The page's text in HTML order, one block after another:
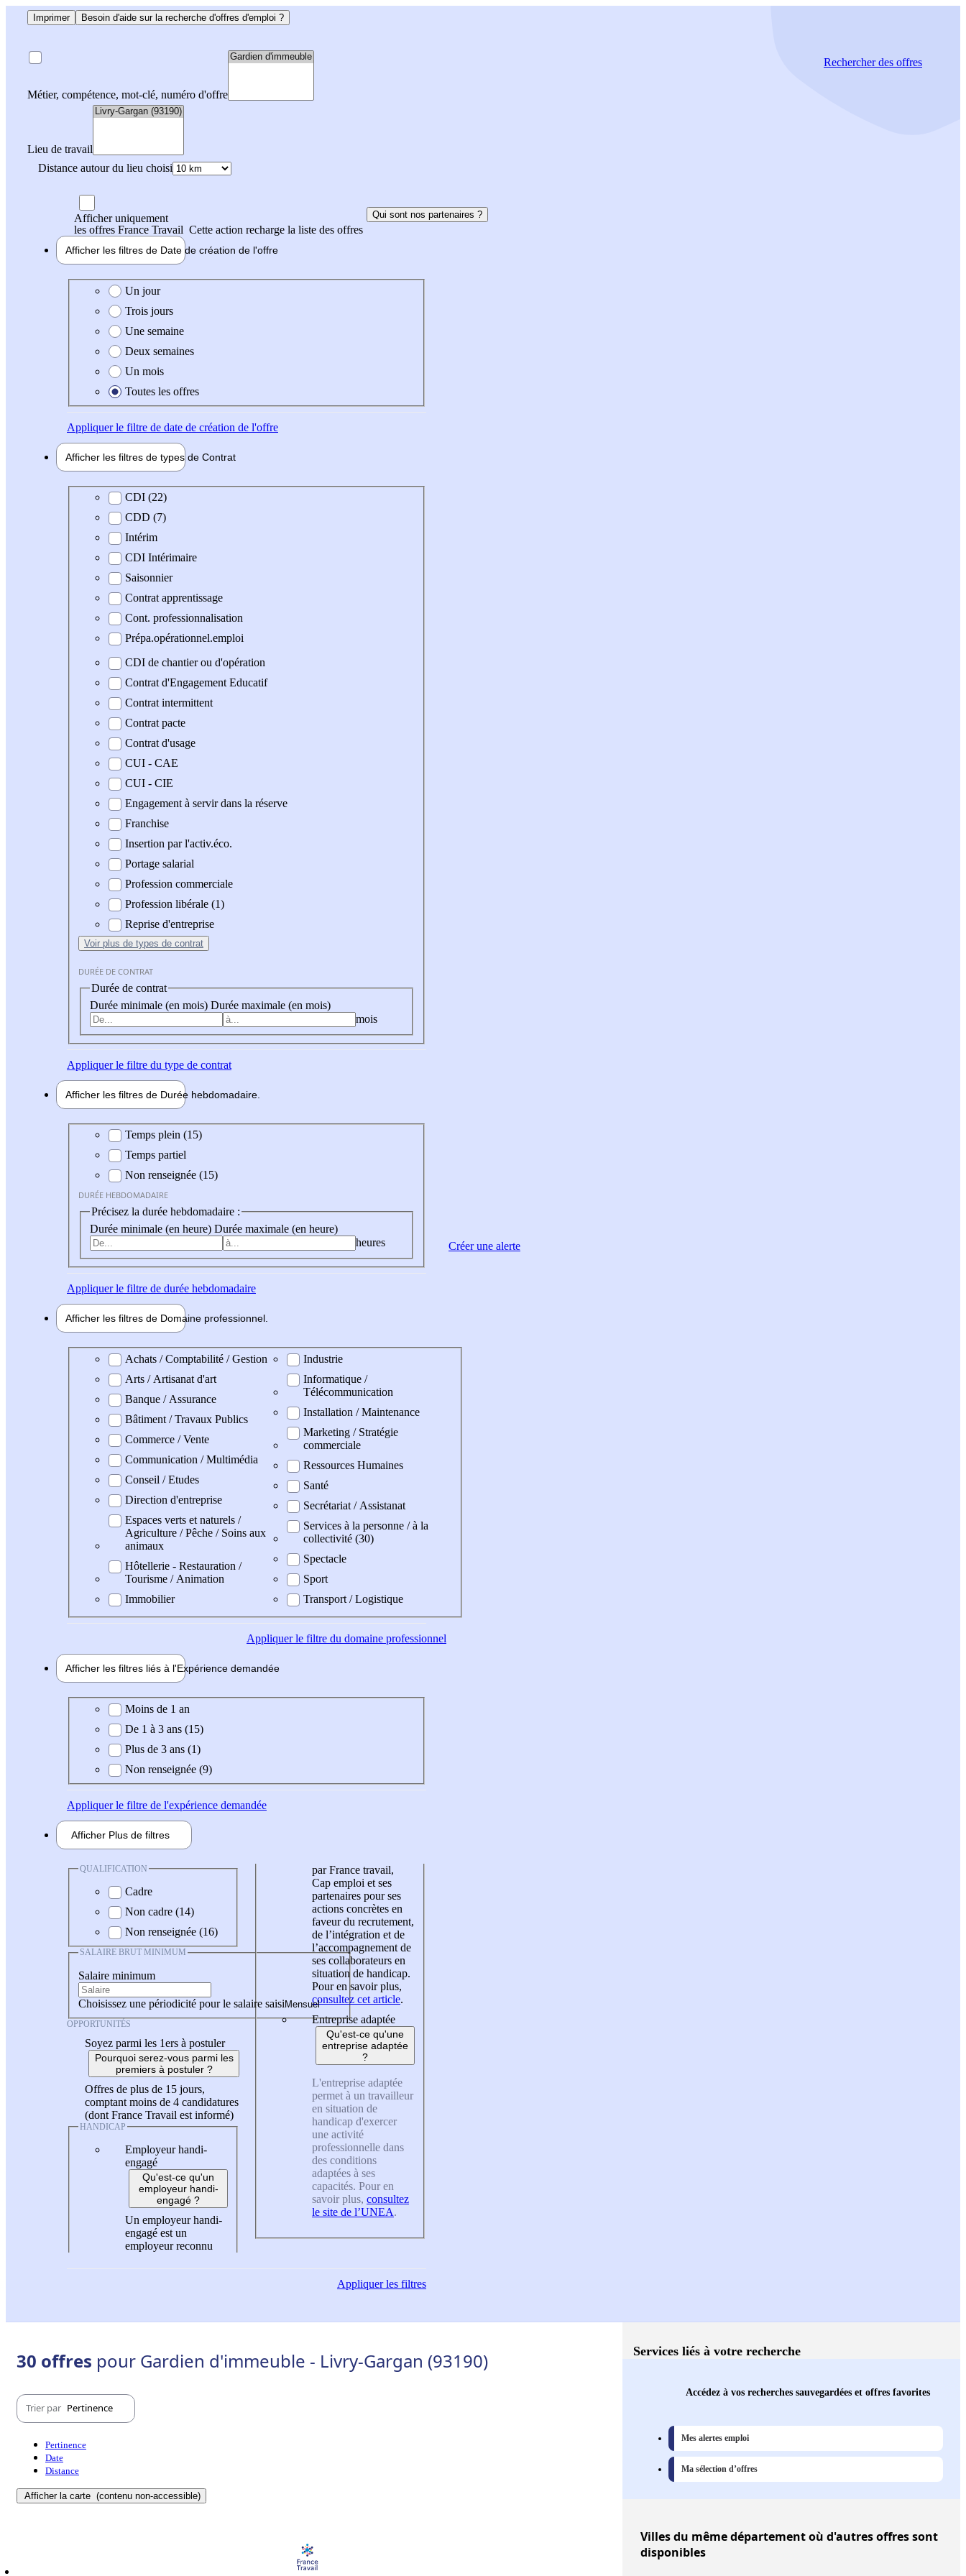
Imprimer Besoin d'aide sur la recherche d'offres d'emploi ?
Métier, compétence, mot-clé, numéro d'offre
Lieu de travail
Distance autour du lieu choisi
Rechercherdes offres
Afficher uniquement
les offres France Travail Cette action recharge la liste des offres
Qui sont nos partenaires ?
Afficher les filtres de Date de création de l'offre
Date de création de l'offre
Un jour
Trois jours
Une semaine
Deux semaines
Un mois
Toutes les offres
Appliquerle filtre de date de création de l'offre
Afficher les filtres de types de Contrat
Type de contratCDI (22)
CDD (7)
Intérim
CDI Intérimaire
Saisonnier
Contrat apprentissage
Cont. professionnalisation
Prépa.opérationnel.emploi
CDI de chantier ou d'opération
Contrat d'Engagement Educatif
Contrat intermittent
Contrat pacte
Contrat d'usage
CUI - CAE
CUI - CIE
Engagement à servir dans la réserve
Franchise
Insertion par l'activ.éco.
Portage salarial
Profession commerciale
Profession libérale (1)
Reprise d'entreprise
Voir plus de types de contrat
DURÉE DE CONTRAT
Durée de contrat
Durée minimale (en mois) Durée maximale (en mois)
mois
Appliquerle filtre du type de contrat
Afficher les filtres de Durée hebdomadaire
Durée hebdomadaire
Temps plein (15)
Temps partiel
Non renseignée (15)
DURÉE HEBDOMADAIRE
Précisez la durée hebdomadaire :
Durée minimale (en heure) Durée maximale (en heure)
heures
Appliquerle filtre de durée hebdomadaire
Afficher les filtres de Domaine professionnel
Domaine professionel
Achats / Comptabilité / Gestion
Arts / Artisanat d'art
Banque / Assurance
Bâtiment / Travaux Publics
Commerce / Vente
Communication / Multimédia
Conseil / Etudes
Direction d'entreprise
Espaces verts et naturels /
Agriculture / Pêche / Soins aux
animaux
Hôtellerie - Restauration /
Tourisme / Animation
Immobilier
Industrie
Informatique /
Télécommunication
Installation / Maintenance
Marketing / Stratégie
commerciale
Ressources Humaines
Santé
Secrétariat / Assistanat
Services à la personne / à la
collectivité (30)
Spectacle
Sport
Transport / Logistique
Appliquerle filtre du domaine professionnel
Afficher les filtres liés à l'Expérience demandée
Expérience demandée
Moins de 1 an
De 1 à 3 ans (15)
Plus de 3 ans (1)
Non renseignée (9)
Appliquerle filtre de l'expérience demandée
Afficher Plus de filtres
QUALIFICATION
Cadre
Non cadre (14)
Non renseignée (16)
SALAIRE BRUT MINIMUM
Salaire minimum
Choisissez une périodicité pour le salaire saisi
OPPORTUNITÉS
Soyez parmi les 1ers à postuler
Pourquoi serez-vous parmi les
premiers à postuler ?
Offres de plus de 15 jours,
comptant moins de 4 candidatures
(dont France Travail est informé)
HANDICAP
Employeur handi-
engagé
Qu'est-ce qu'un
employeur handi-
engagé ?
Un employeur handi-
engagé est un
employeur reconnu
par France travail,
Cap emploi et ses
partenaires pour ses
actions concrètes en
faveur du recrutement,
de l’intégration et de
l’accompagnement de
ses collaborateurs en
situation de handicap.
Pour en savoir plus,
consultez cet article.
Entreprise adaptée
Qu'est-ce qu'une
entreprise adaptée
?
L'entreprise adaptée
permet à un travailleur
en situation de
handicap d'exercer
une activité
professionnelle dans
des conditions
adaptées à ses
capacités. Pour en
savoir plus, consultez
le site de l’UNEA.
Appliquerles filtres
Créer une alerte
30 offres pour Gardien d'immeuble - Livry-Gargan (93190)
Trier par Pertinence
Pertinence
Date
Distance
Afficher la carte (contenu non-accessible)
Services liés à votre recherche
Accédez à vos recherches sauvegardées et offres favorites
Mes alertes emploi
Ma sélection d’offres
Villesdu même département où d'autres offres sont
disponibles